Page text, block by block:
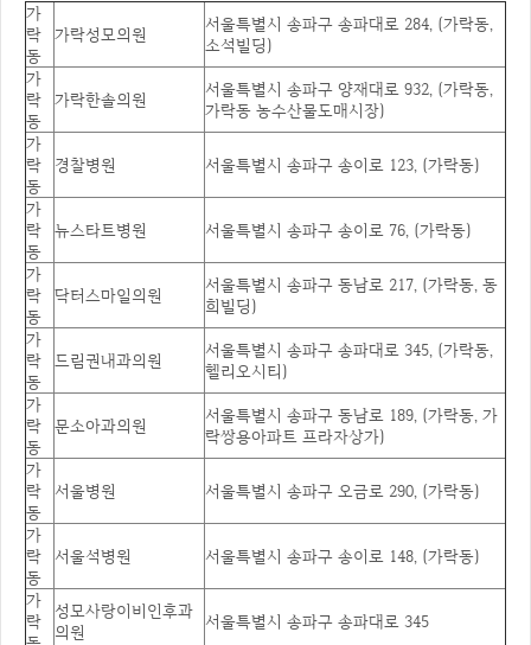
가
락
동
가락성모의원
서울특별시 송파구 송파대로 284, (가락동,
소석빌딩)
가
락
동
가락한솔의원
서울특별시 송파구 양재대로 932, (가락동,
가락동 농수산물도매시장)
가
락
동
경찰병원 서울특별시 송파구 송이로 123, (가락동)
가
락
동
뉴스타트병원 서울특별시 송파구 송이로 76, (가락동)
가
락
동
닥터스마일의원
서울특별시 송파구 동남로 217, (가락동, 동
희빌딩)
가
락
동
드림권내과의원
서울특별시 송파구 송파대로 345, (가락동,
헬리오시티)
가
락
동
문소아과의원
서울특별시 송파구 동남로 189, (가락동, 가
락쌍용아파트 프라자상가)
가
락
동
서울병원 서울특별시 송파구 오금로 290, (가락동)
가
락
동
서울석병원 서울특별시 송파구 송이로 148, (가락동)
가
락
성모사랑이비인후과
의원
서울특별시 송파구 송파대로 345